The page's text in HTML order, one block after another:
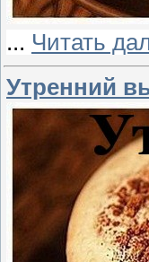
... Читать
Утренний